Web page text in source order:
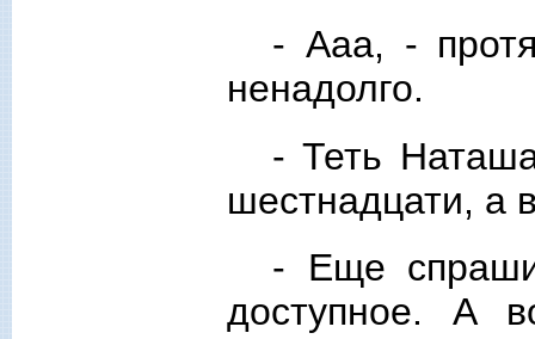
- Ааа, -
ненадолго.
- Теть
шестнадцати, а
- Еще
доступное. А